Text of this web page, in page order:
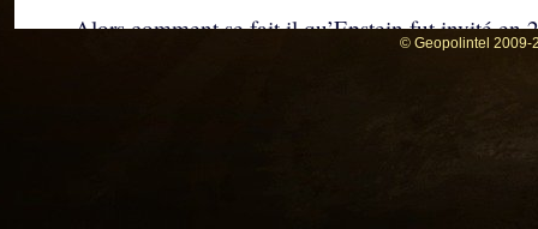
Alors comment se fait il qu’Epstein fut invité en
https://www.justice.gov/epstein/fil...© Geopolintel 2009-